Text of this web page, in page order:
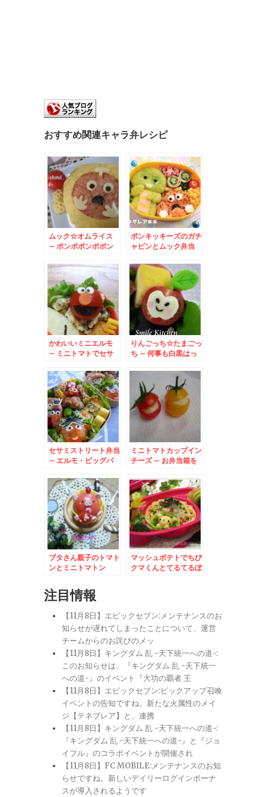
おすすめ関連キャラ弁レシピ
ムック☆オムライス
– ポンポポンポポン
ポンキッキーズのガチ
ャピンとムック弁当
かわいいミニエルモ
– ミニトマトでセサ
ELMO
りんごっち☆たまごっ
ち – 何事も白黒はっ
ん♪
セサミストリート弁当
– エルモ・ビッグバ
ニー・バード大集合
ミニトマトカップイン
チーズ – お弁当箱を
ブタさん親子のトマト
ンとミニトマトン
マッシュポテトでちび
クマくんとてるてるぼ
注目情報
【11月8日】エピックセブン:メンテナンスのお
知らせが遅れてしまったことについて、運営
チームからのお詫びのメッ
【11月8日】キングダム 乱 -天下統一への道-:
このお知らせは、『キングダム 乱 -天下統一
への道-』のイベント『大功の覇者 王
【11月8日】エピックセブン:ピックアップ召喚
イベントの告知ですね。新たな火属性のメイ
ジ【テネブレア】と、連携
【11月8日】キングダム 乱 -天下統一への道-:
『キングダム 乱 -天下統一への道-』と『ジョ
イフル』のコラボイベントが開催され
【11月8日】FC MOBILE:メンテナンスのお知
らせですね。新しいデイリーログインボーナ
スが導入されるようです